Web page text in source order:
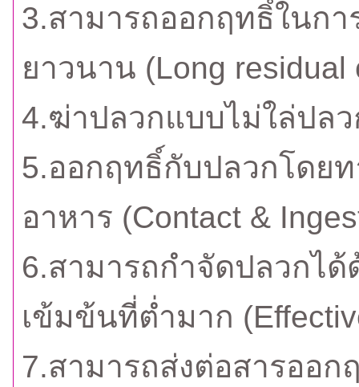
3.สามารถออกฤทธิ์ในก
ยาวนาน (Long residual
4.ฆ่าปลวกแบบไม่ใล่ปลว
5.ออกฤทธิ์กับปลวกโดย
อาหาร (Contact &
6.สามารถกำจัดปลวกไ
เข้มข้นที่ต่ำมาก
7.สามารถส่งต่อสารออ